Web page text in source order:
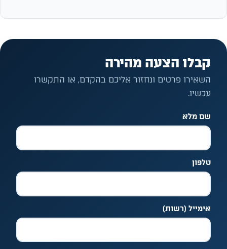
קבלו הצעה מהירה
השאירו פרטים ונחזור אליכם בהקדם, או התקשרו
עכשיו.
שם מלא
טלפון
אימייל (רשות)